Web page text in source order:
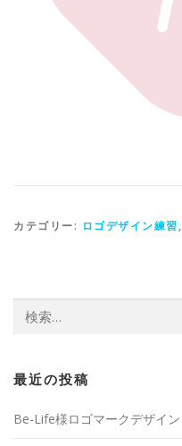
カテゴリー: ロゴデザイン練習,
索:
最近の投稿
Be-Life様ロゴマークデザイン